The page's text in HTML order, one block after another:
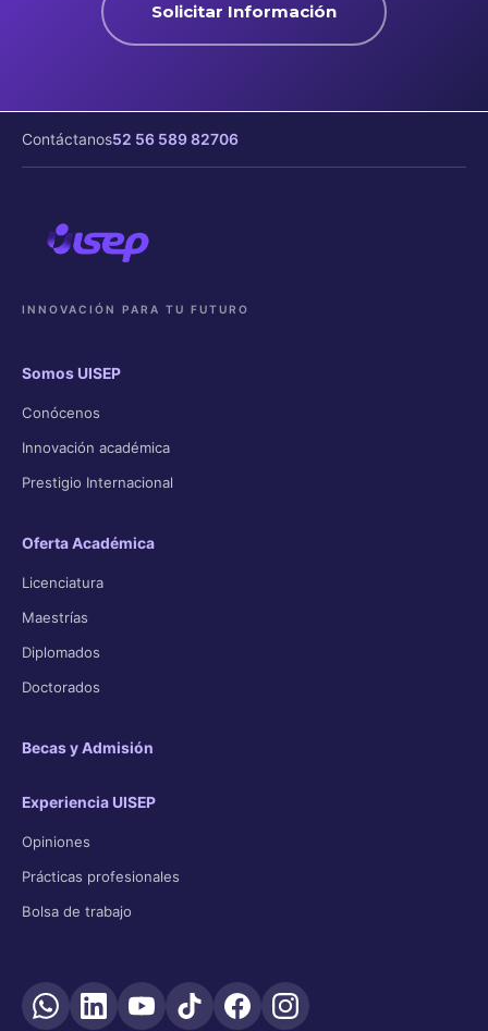
Solicitar Información
Contáctanos52 56 589 82706
INNOVACIÓN PARA TU FUTURO
Somos UISEP
Conócenos
Innovación académica
Prestigio Internacional
Oferta Académica
Licenciatura
Maestrías
Diplomados
Doctorados
Becas y Admisión
Experiencia UISEP
Opiniones
Prácticas profesionales
Bolsa de trabajo